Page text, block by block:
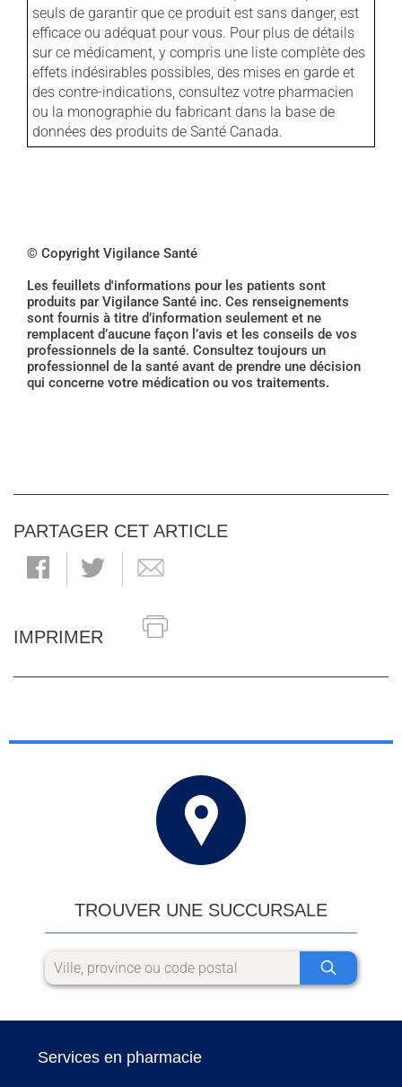
seuls de garantir que ce produit est sans danger, est
efficace ou adéquat pour vous. Pour plus de détails
sur ce médicament, y compris une liste complète des
effets indésirables possibles, des mises en garde et
des contre-indications, consultez votre pharmacien
ou la monographie du fabricant dans la base de
données des produits de Santé Canada.
© Copyright Vigilance Santé
Les feuillets d'informations pour les patients sont
produits par Vigilance Santé inc. Ces renseignements
sont fournis à titre d’information seulement et ne
remplacent d’aucune façon l’avis et les conseils de vos
professionnels de la santé. Consultez toujours un
professionnel de la santé avant de prendre une décision
qui concerne votre médication ou vos traitements.
PARTAGER CET ARTICLE
IMPRIMER
TROUVER UNE SUCCURSALE
Services en pharmacie